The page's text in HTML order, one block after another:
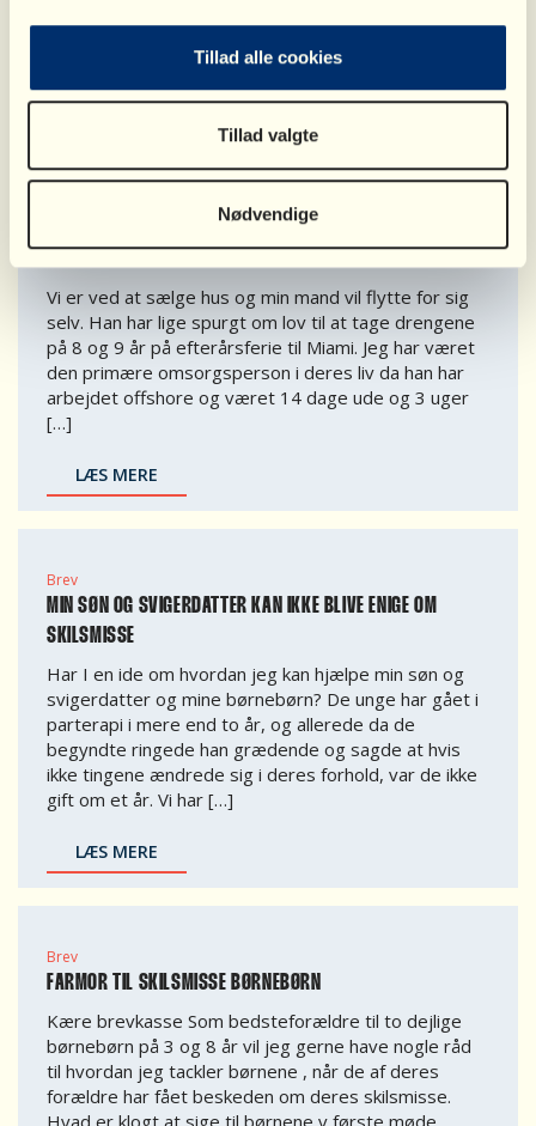
Tillad alle cookies
Tillad valgte
Nødvendige
Far har indtil for et halvt år siden boet i nærheden,
men er nu flyttet list over en time væk med dårlig
Vi er ved at sælge hus og min mand vil flytte for sig
selv. Han har lige spurgt om lov til at tage drengene
på 8 og 9 år på efterårsferie til Miami. Jeg har været
den primære omsorgsperson i deres liv da han har
arbejdet offshore og været 14 dage ude og 3 uger
[…]
LÆS MERE
Brev
MIN SØN OG SVIGERDATTER KAN IKKE BLIVE ENIGE OM
SKILSMISSE
Har I en ide om hvordan jeg kan hjælpe min søn og
svigerdatter og mine børnebørn? De unge har gået i
parterapi i mere end to år, og allerede da de
begyndte ringede han grædende og sagde at hvis
ikke tingene ændrede sig i deres forhold, var de ikke
gift om et år. Vi har […]
LÆS MERE
Brev
FARMOR TIL SKILSMISSE BØRNEBØRN
Kære brevkasse Som bedsteforældre til to dejlige
børnebørn på 3 og 8 år vil jeg gerne have nogle råd
til hvordan jeg tackler børnene , når de af deres
forældre har fået beskeden om deres skilsmisse.
Hvad er klogt at sige til børnene v første møde